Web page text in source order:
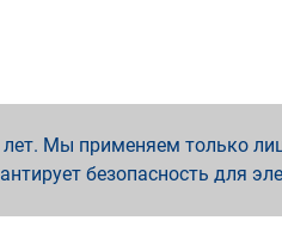
Мы применяем только
безопасность для